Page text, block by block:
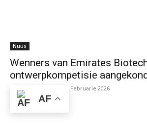
Nuus
Wenners van Emirates
ontwerpkompetisie
Pratikdha Rane 19 Februarie 2026
AF